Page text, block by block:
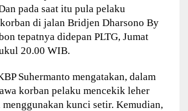
pada saat itu pula pelaku
di jalan Bridjen Dharsono By
tepatnya didepan PLTG, Jumat
20.00 WIB.
Suhermanto mengatakan, dalam
korban pelaku mencekik leher
menggunakan kunci setir. Kemudian,